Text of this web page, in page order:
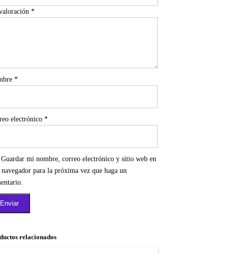
*
*
electrónico *
Guardar mi nombre, correo electrónico y sitio web en
navegador para la próxima vez que haga un
relacionados